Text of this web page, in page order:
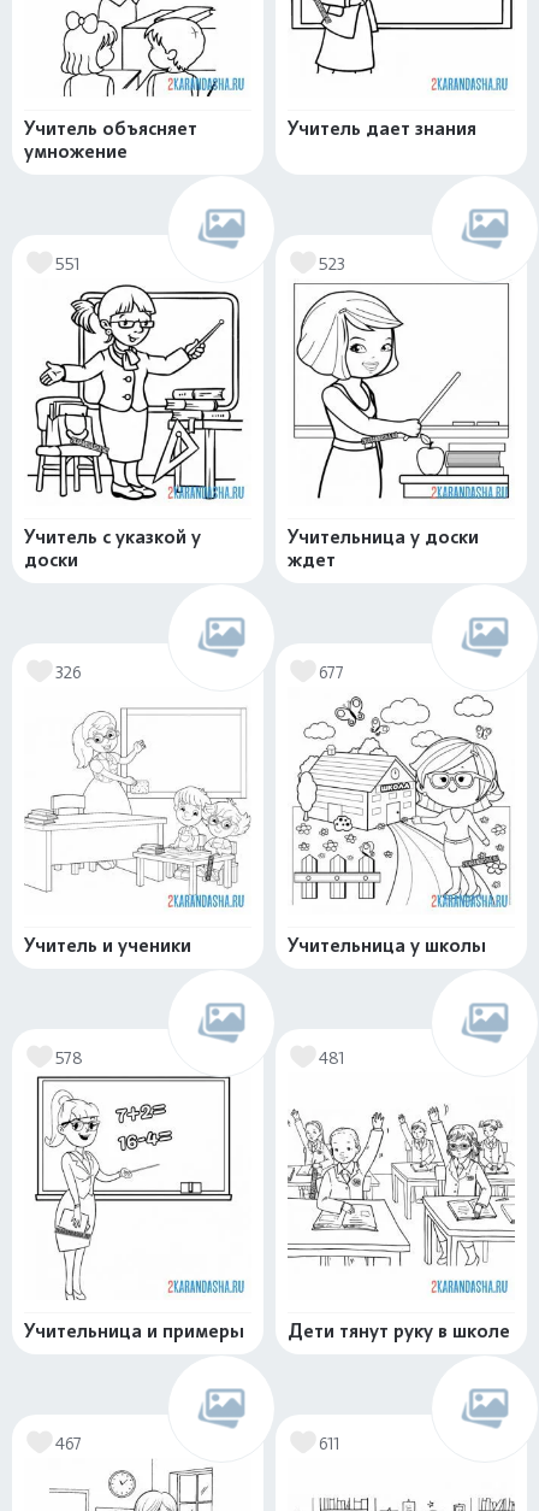
Учитель объясняет
умножение
Учитель дает знания
551
Учитель с указкой у
доски
523
Учительница у доски
ждет
326
Учитель и ученики
677
Учительница у школы
578
Учительница и примеры
481
Дети тянут руку в школе
467 611